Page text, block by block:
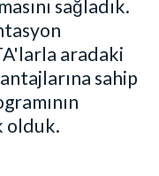
sağladık.
aradaki
sahip
olduk.